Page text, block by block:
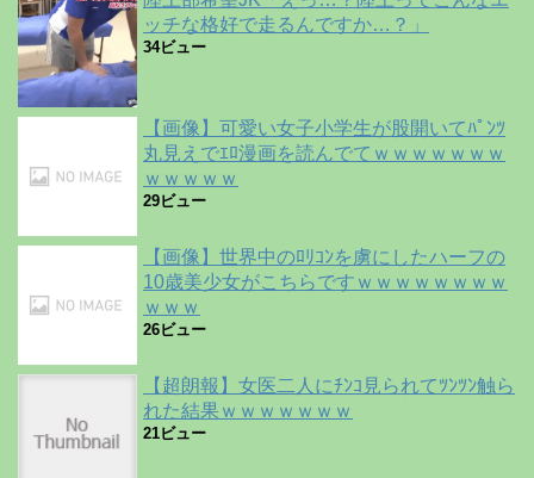
ッチな格好で走るんですか…？」
34ビュー
【画像】可愛い女子小学生が股開いてﾊﾟﾝﾂ
丸見えでｴﾛ漫画を読んでてｗｗｗｗｗｗｗ
ｗｗｗｗｗ
29ビュー
【画像】世界中のﾛﾘｺﾝを虜にしたハーフの
10歳美少女がこちらですｗｗｗｗｗｗｗｗ
ｗｗｗ
26ビュー
【超朗報】女医二人にﾁﾝｺ見られてﾂﾝﾂﾝ触ら
れた結果ｗｗｗｗｗｗｗ
21ビュー